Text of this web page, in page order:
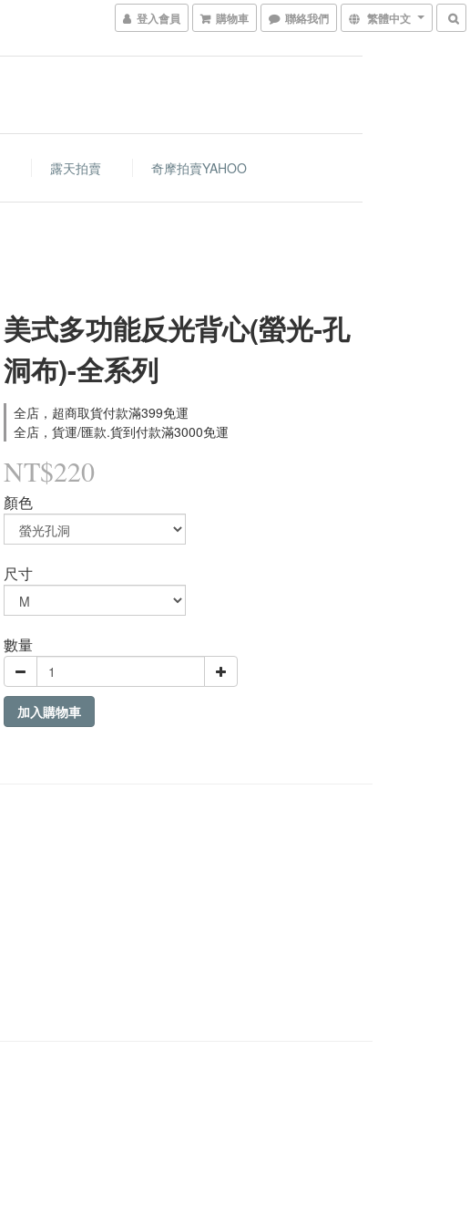
登入會員 購物車 聯絡我們 繁體中文
露天拍賣 奇摩拍賣YAHOO
美式多功能反光背心(螢光-孔
洞布)-全系列
全店，超商取貨付款滿399免運
全店，貨運/匯款.貨到付款滿3000免運
NT$220
顏色
尺寸
數量
加入購物車